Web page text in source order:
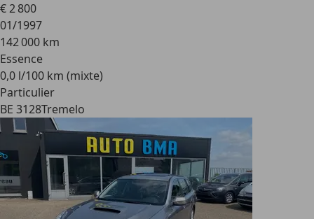
€ 2 800
01/1997
142 000 km
Essence
0,0 l/100 km (mixte)
Particulier
BE 3128Tremelo